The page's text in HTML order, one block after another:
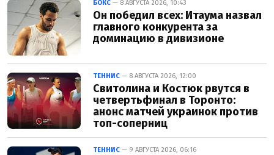
БОКС — 8 АВГУСТА 2026, 10:43
Он победил всех: Итаума назвал
главного конкурента за
доминацию в дивизионе
ТЕННИС — 8 АВГУСТА 2026, 12:00
Свитолина и Костюк рвутся в
четвертьфинал в Торонто:
анонс матчей украинок против
топ-соперниц
ТЕННИС — 9 АВГУСТА 2026, 06:16